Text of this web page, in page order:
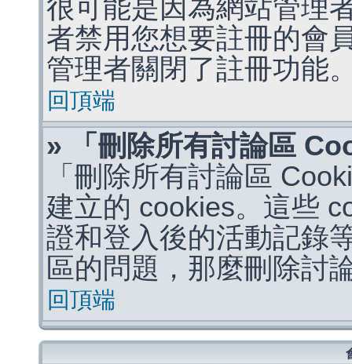
很可能是因為網站管理
者禁用您想要註冊的會
管理者關閉了註冊功能
回頂端
» 「刪除所有討論區
「刪除所有討論區
建立的 cookies。這些
證和登入後的活動記錄
區的問題，那麼刪除討
回頂端